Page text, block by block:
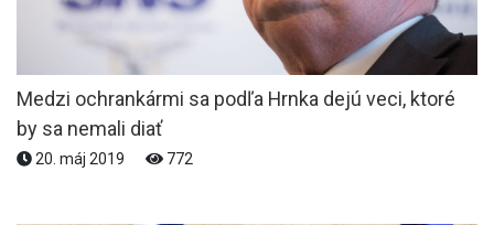
Medzi ochrankármi sa podľa Hrnka dejú veci, ktoré
by sa nemali diať
20. máj 2019 772